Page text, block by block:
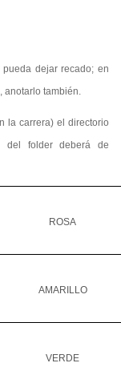
dejar recado; en
anotarlo también.
la carrera) el directorio
del folder deberá de
ROSA
AMARILLO
VERDE